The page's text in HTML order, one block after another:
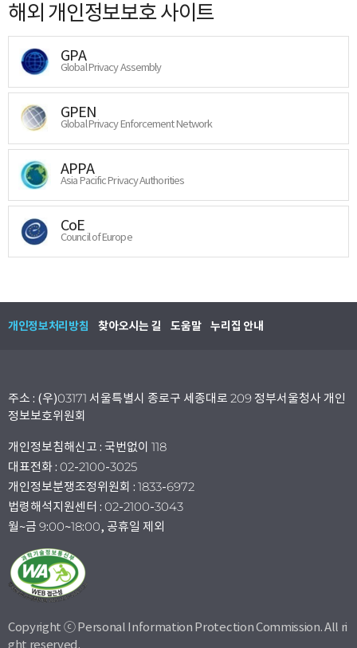
해외 개인정보보호 사이트
GPA
Global Privacy Assembly
GPEN
Global Privacy Enforcement Network
APPA
Asia Pacific Privacy Authorities
CoE
Council of Europe
개인정보처리방침 찾아오시는 길 도움말 누리집 안내
주소 : (우)03171 서울특별시 종로구 세종대로 209 정부서울청사 개인
정보보호위원회
개인정보침해신고 : 국번없이 118
대표전화 : 02-2100-3025
개인정보분쟁조정위원회 : 1833-6972
법령해석지원센터 : 02-2100-3043
월~금 9:00~18:00, 공휴일 제외
Copyright ⓒ Personal Information Protection Commission. All ri
ght reserved.